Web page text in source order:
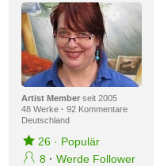
Artist Memberseit 2005
48 Werke · 92 Kommentare
Deutschland
26· Populär
8 · Werde Follower